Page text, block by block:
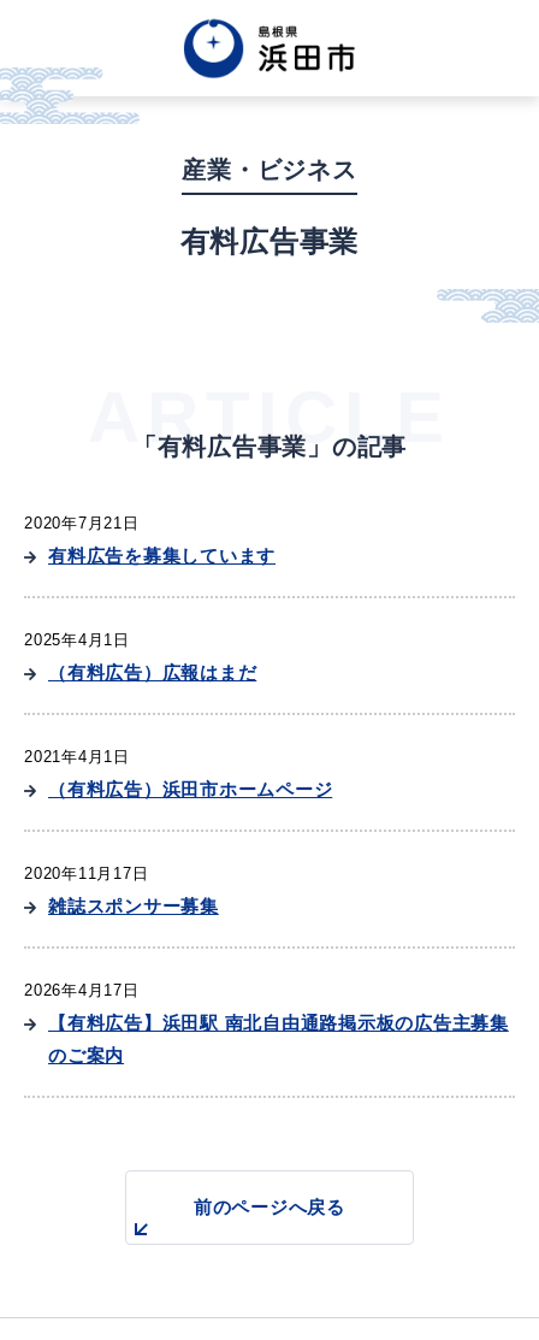
Tiếng việt
健康・福祉・子育て
産業・ビジネス
教育・文化・
観光・飲食
場面から探す
妊娠・出産
引っ越し・住まい 就職・退職
産業・ビジネス
有料広告事業
ARTICLE
「有料広告事業」の記事
2020年7月21日
有料広告を募集しています
2025年4月1日
（有料広告）広報はまだ
2021年4月1日
（有料広告）浜田市ホームページ
2020年11月17日
雑誌スポンサー募集
2026年4月17日
【有料広告】浜田駅 南北自由通路掲示板の広告主募集
のご案内
前のページへ戻る